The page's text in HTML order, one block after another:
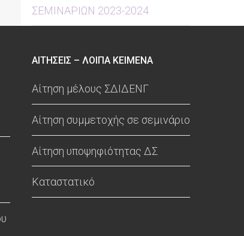
ΣΕΜΙΝΑΡΙΩΝ 2023-2024
ΑΙΤΗΣΕΙΣ – ΛΟΙΠΑ ΚΕΙΜΕΝΑ
Αίτηση μέλους ΣΔΙΔΕΝΓ
Αίτηση συμμετοχής σε σεμινάριο
Αίτηση υποψηφιότητας ΔΣ
Καταστατικό